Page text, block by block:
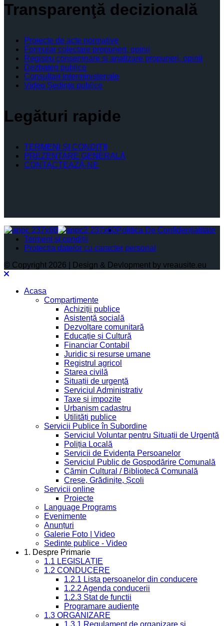
Transparenţă decizională
Proiecte de acte normative
Formular colectare propuneri, opinii
Registru consemnare si analizare propuneri, opinii
Dezbateri publice
Consultari interministeriale
Video Şedinţe publice
Legături rapide
TERMENI ŞI CONDIŢII
PREZENTARE GENERALĂ
CONTACTEAZĂ-NE
Politica De Confidențialitate
Termeni și condiții
Protectia datelor cu caracter personal
© Copyright 2026 | Design & Devlopment by vreausite.eu
Acasa
Compartimente
Achiziții publice
Asistență socială
Dezvoltare comunitară
Educație și Cultură
Financiar Contabil
Juridic si resurse umane
Registrul agricol
Starea civilă
Situații de urgență
Serviciul Administrativ
Taxe și impozite
Urbanism cadastru
Utilități publice
Servicii Publice în Subordine
Serviciul Voluntar pentru Situații de Urgență
Poliția Locală
Servicii de Evidența Persoanelor
Serviciul Public de Gospodărire Comunală
Cămin Cultural / Bibliotecă Comunală
Creșe, Grădinițe, Școli
Servicii online
Proiecte
Language Programs
Evenimente
Anunțuri
Galerie Foto | Video
Sedinte publice - Video
1. Despre Primarie
1.1 LEGISLAȚIE
1.2 CONDUCERE
1.2.1 Lista persoanelor din conducere
1.2.2 Agenda conducerii
1.2.3 Stat de functii
Programare audiențe
1.3 ORGANIZARE
1.3.1 Regulament de organizare și